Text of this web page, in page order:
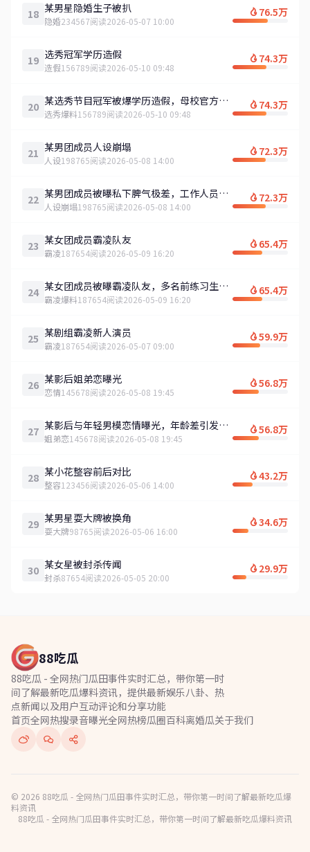
18 某男星隐婚生子被扒
隐婚234567阅读2026-05-07 10:00
76.5万
19 选秀冠军学历造假
造假156789阅读2026-05-10 09:48
74.3万
20 某选秀节目冠军被爆学历造假，母校官方回
应了
选秀爆料156789阅读2026-05-10 09:48
74.3万
21 某男团成员人设崩塌
人设198765阅读2026-05-08 14:00
72.3万
22 某男团成员被曝私下脾气极差，工作人员集
体吐槽
人设崩塌198765阅读2026-05-08 14:00
72.3万
23 某女团成员霸凌队友
霸凌187654阅读2026-05-09 16:20
65.4万
24 某女团成员被曝霸凌队友，多名前练习生实
名爆料
霸凌爆料187654阅读2026-05-09 16:20
65.4万
25 某剧组霸凌新人演员
霸凌187654阅读2026-05-07 09:00
59.9万
26 某影后姐弟恋曝光
恋情145678阅读2026-05-08 19:45
56.8万
27 某影后与年轻男模恋情曝光，年龄差引发网
友热议
姐弟恋145678阅读2026-05-08 19:45
56.8万
28 某小花整容前后对比
整容123456阅读2026-05-06 14:00
43.2万
29 某男星耍大牌被换角
耍大牌98765阅读2026-05-06 16:00
34.6万
30 某女星被封杀传闻
封杀87654阅读2026-05-05 20:00
29.9万
88吃瓜
88吃瓜 - 全网热门瓜田事件实时汇总，带你第一时
间了解最新吃瓜爆料资讯，提供最新娱乐八卦、热
点新闻以及用户互动评论和分享功能
首页全网热搜录音曝光全网热榜瓜圈百科离婚瓜关于我们
© 2026 88吃瓜 - 全网热门瓜田事件实时汇总，带你第一时间了解最新吃瓜爆
料资讯
88吃瓜 - 全网热门瓜田事件实时汇总，带你第一时间了解最新吃瓜爆料资讯